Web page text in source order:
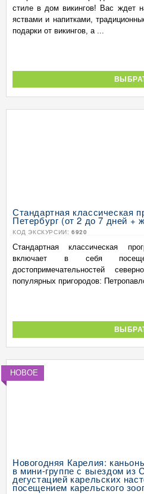
стиле в дом викингов! Вас ждет
яствами и напитками,
подарки от викингов, а ...
Стандартная классическая
Петербург (от 2 до 7 дней +
КОД ЭКСКУРСИИ: 6920
Стандартная классическая
включает в себя
достопримечательностей
популярных пригородов:
НОВОЕ
Новогодняя Карелия:
в мини-группе с выездом из
дегустацией карельских
посещением карельского